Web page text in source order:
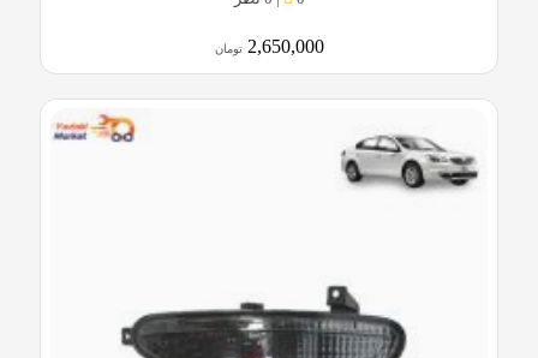
2,650,000 تومان